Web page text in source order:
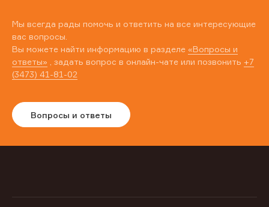
Мы всегда рады помочь и ответить на все интересующие
вас вопросы.
Вы можете найти информацию в разделе «Вопросы и
ответы» , задать вопрос в онлайн-чате или позвонить +7
(3473) 41-81-02
Вопросы и ответы